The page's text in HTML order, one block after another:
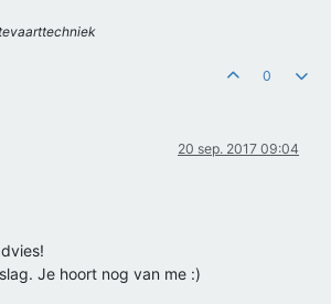
0
20 sep. 2017 09:04
Je hoort nog van me :)